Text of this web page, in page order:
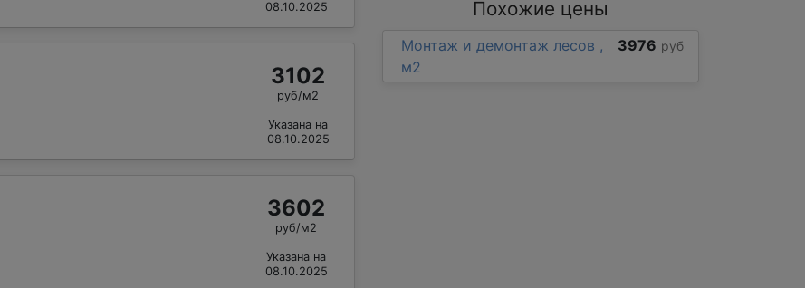
08.10.2025
3102
руб/м2
Указана на
08.10.2025
3602
руб/м2
Указана на
08.10.2025
Похожие цены
Монтаж и демонтаж лесов ,
м2
3976 руб